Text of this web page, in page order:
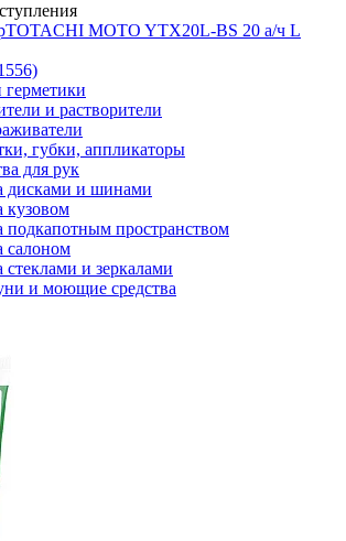
TOTACHI MOTO YTX20L-BS 20 а/ч L
и растворители
губки, аппликаторы
для рук
дисками и шинами
кузовом
подкапотным пространством
салоном
стеклами и зеркалами
и моющие средства